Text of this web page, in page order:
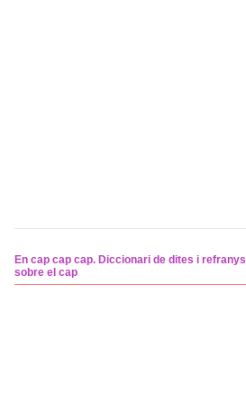
En cap cap cap. Diccionari de dites i refranys
sobre el cap